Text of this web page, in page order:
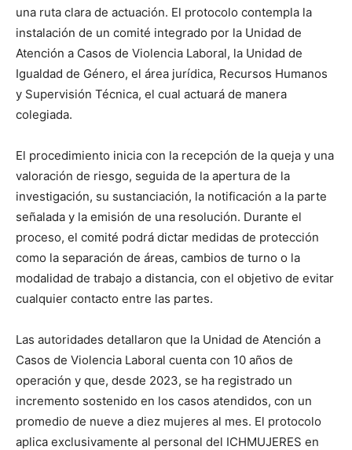
una ruta clara de actuación. El protocolo contempla la
instalación de un comité integrado por la Unidad de
Atención a Casos de Violencia Laboral, la Unidad de
Igualdad de Género, el área jurídica, Recursos Humanos
y Supervisión Técnica, el cual actuará de manera
colegiada.
El procedimiento inicia con la recepción de la queja y una
valoración de riesgo, seguida de la apertura de la
investigación, su sustanciación, la notificación a la parte
señalada y la emisión de una resolución. Durante el
proceso, el comité podrá dictar medidas de protección
como la separación de áreas, cambios de turno o la
modalidad de trabajo a distancia, con el objetivo de evitar
cualquier contacto entre las partes.
Las autoridades detallaron que la Unidad de Atención a
Casos de Violencia Laboral cuenta con 10 años de
operación y que, desde 2023, se ha registrado un
incremento sostenido en los casos atendidos, con un
promedio de nueve a diez mujeres al mes. El protocolo
aplica exclusivamente al personal del ICHMUJERES en